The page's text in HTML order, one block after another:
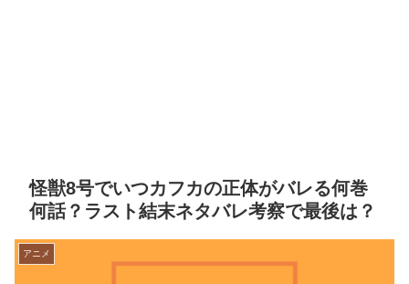
怪獣8号でいつカフカの正体がバレる何巻
何話？ラスト結末ネタバレ考察で最後は？
アニメ